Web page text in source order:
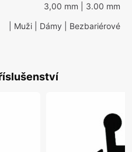
3,00 mm | 3.00 mm
| Muži | Dámy | Bezbariérové